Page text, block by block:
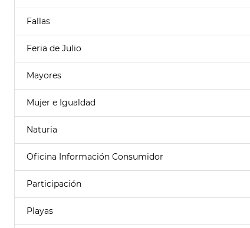
Fallas
Feria de Julio
Mayores
Mujer e Igualdad
Naturia
Oficina Información Consumidor
Participación
Playas